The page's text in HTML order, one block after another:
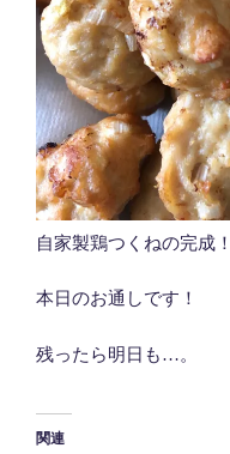
自家製鶏つくねの完成！
本日のお通しです！
残ったら明日も…。
関連